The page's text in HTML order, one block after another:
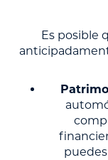
Es posible